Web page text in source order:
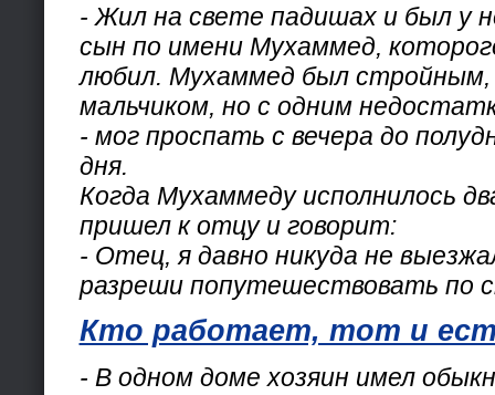
- Жил на свете падишах и был у
сын по имени Мухаммед,
любил. Мухаммед был стройным,
мальчиком, но с одним
- мог проспать с вечера до
дня.
Когда Мухаммеду исполнилось
пришел к отцу и говорит:
- Отец, я давно никуда не
разреши попутешествовать по
Кто работает, тот и
- В одном доме хозяин имел